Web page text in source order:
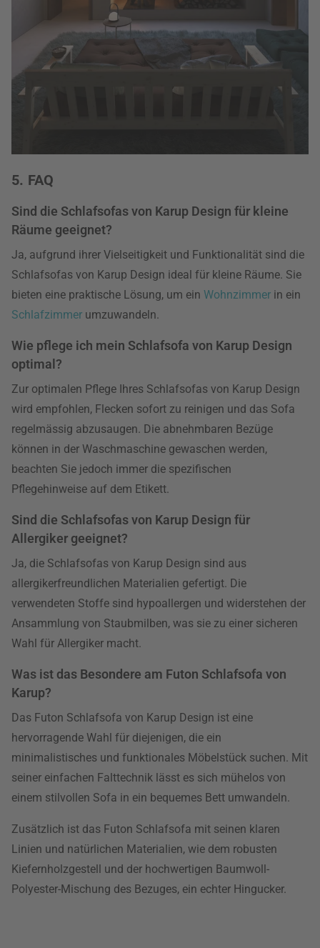
5. FAQ
Sind die Schlafsofas von Karup Design für kleine
Räume geeignet?
Ja, aufgrund ihrer Vielseitigkeit und Funktionalität sind die
Schlafsofas von Karup Design ideal für kleine Räume. Sie
bieten eine praktische Lösung, um ein Wohnzimmer in ein
Schlafzimmer umzuwandeln.
Wie pflege ich mein Schlafsofa von Karup Design
optimal?
Zur optimalen Pflege Ihres Schlafsofas von Karup Design
wird empfohlen, Flecken sofort zu reinigen und das Sofa
regelmässig abzusaugen. Die abnehmbaren Bezüge
können in der Waschmaschine gewaschen werden,
beachten Sie jedoch immer die spezifischen
Pflegehinweise auf dem Etikett.
Sind die Schlafsofas von Karup Design für
Allergiker geeignet?
Ja, die Schlafsofas von Karup Design sind aus
allergikerfreundlichen Materialien gefertigt. Die
verwendeten Stoffe sind hypoallergen und widerstehen der
Ansammlung von Staubmilben, was sie zu einer sicheren
Wahl für Allergiker macht.
Was ist das Besondere am Futon Schlafsofa von
Karup?
Das Futon Schlafsofa von Karup Design ist eine
hervorragende Wahl für diejenigen, die ein
minimalistisches und funktionales Möbelstück suchen. Mit
seiner einfachen Falttechnik lässt es sich mühelos von
einem stilvollen Sofa in ein bequemes Bett umwandeln.
Zusätzlich ist das Futon Schlafsofa mit seinen klaren
Linien und natürlichen Materialien, wie dem robusten
Kiefernholzgestell und der hochwertigen Baumwoll-
Polyester-Mischung des Bezuges, ein echter Hingucker.